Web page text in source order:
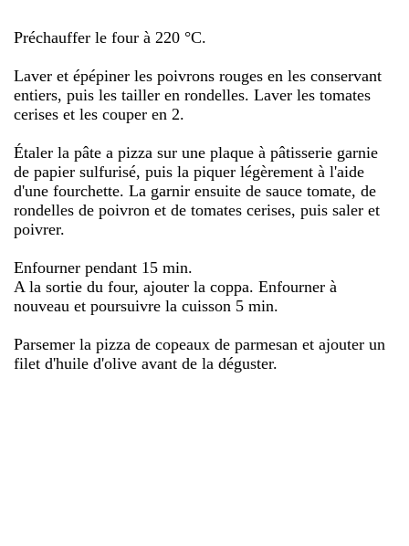
Préchauffer le four à 220 °C.
Laver et épépiner les poivrons rouges en les conservant
entiers, puis les tailler en rondelles. Laver les tomates
cerises et les couper en 2.
Étaler la pâte a pizza sur une plaque à pâtisserie garnie
de papier sulfurisé, puis la piquer légèrement à l'aide
d'une fourchette. La garnir ensuite de sauce tomate, de
rondelles de poivron et de tomates cerises, puis saler et
poivrer.
Enfourner pendant 15 min.
A la sortie du four, ajouter la coppa. Enfourner à
nouveau et poursuivre la cuisson 5 min.
Parsemer la pizza de copeaux de parmesan et ajouter un
filet d'huile d'olive avant de la déguster.